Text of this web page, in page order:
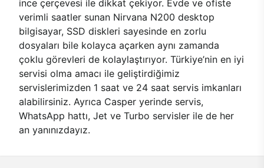
ince çerçevesi ile dikkat çekiyor. Evde ve ofiste
verimli saatler sunan Nirvana N200 desktop
bilgisayar, SSD diskleri sayesinde en zorlu
dosyaları bile kolayca açarken aynı zamanda
çoklu görevleri de kolaylaştırıyor. Türkiye’nin en iyi
servisi olma amacı ile geliştirdiğimiz
servislerimizden 1 saat ve 24 saat servis imkanları
alabilirsiniz. Ayrıca Casper yerinde servis,
WhatsApp hattı, Jet ve Turbo servisler ile de her
an yanınızdayız.